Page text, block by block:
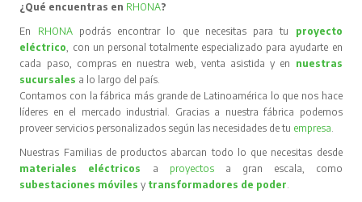
¿Qué encuentras en RHONA?
En RHONA podrás encontrar lo que necesitas para tu proyecto
eléctrico, con un personal totalmente especializado para ayudarte en
cada paso, compras en nuestra web, venta asistida y en nuestras
sucursales a lo largo del país.
Contamos con la fábrica más grande de Latinoamérica lo que nos hace
líderes en el mercado industrial. Gracias a nuestra fábrica podemos
proveer servicios personalizados según las necesidades de tu empresa.
Nuestras Familias de productos abarcan todo lo que necesitas desde
materiales eléctricos
a proyectos
a gran escala, como
subestaciones móvilesy transformadores de poder.